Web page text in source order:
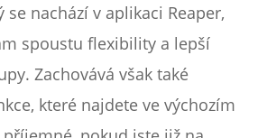
nachází v aplikaci Reaper,
spoustu flexibility a lepší
Zachovává však také
které najdete ve výchozím